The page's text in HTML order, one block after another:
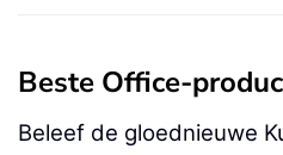
Beste Office-
Beleef de gloednieuwe